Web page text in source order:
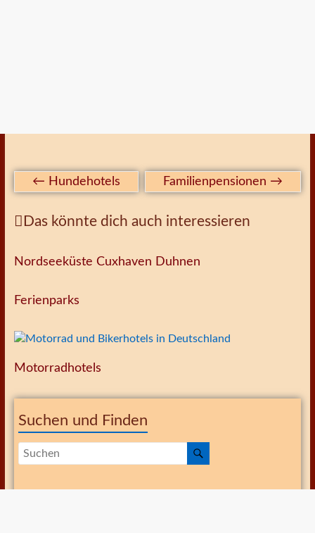
← Hundehotels Familienpensionen →
Das könnte dich auch interessieren
Nordseeküste Cuxhaven Duhnen
Ferienparks
Motorradhotels
Suchen und Finden